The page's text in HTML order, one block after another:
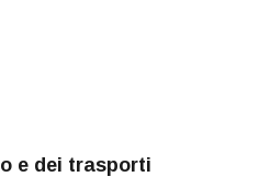
e dei trasporti